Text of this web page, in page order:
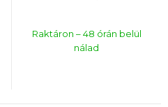
Raktáron – 48 órán belül
nálad